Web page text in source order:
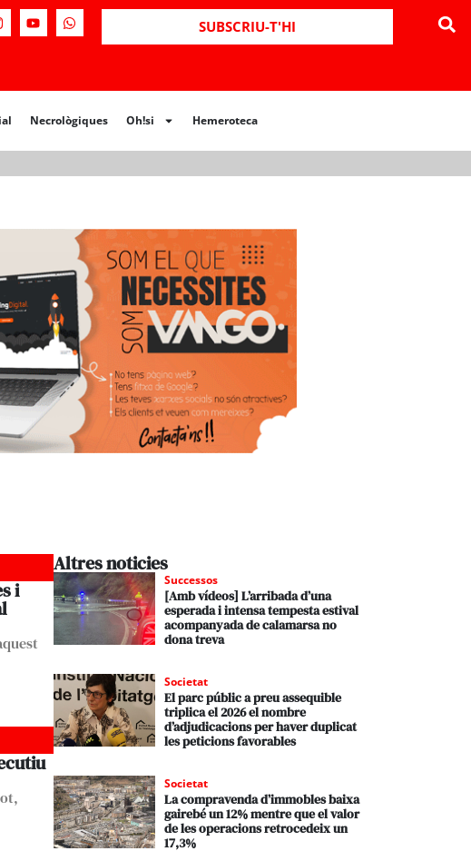
SUBSCRIU-T'HI
Necrològiques Oh!si Hemeroteca
Necrològiques Hemeroteca
i
Altres noticies
Successos
[Amb vídeos] L’arribada d’una
esperada i intensa tempesta estival
acompanyada de calamarsa no
dona treva
Societat
El parc públic a preu assequible
triplica el 2026 el nombre
d’adjudicacions per haver duplicat
les peticions favorables
Societat
La compravenda d’immobles baixa
gairebé un 12% mentre que el valor
de les operacions retrocedeix un
17,3%